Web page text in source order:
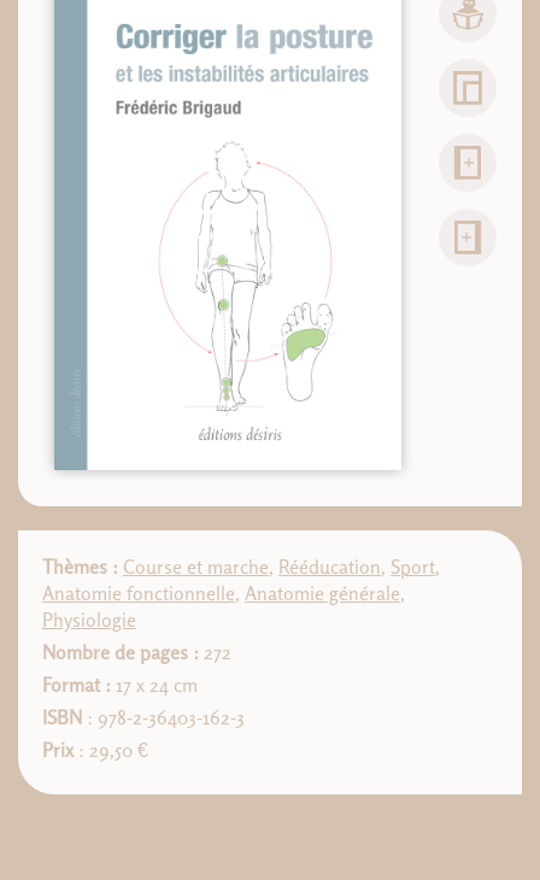
Thèmes : Course et marche, Rééducation, Sport,
Anatomie fonctionnelle, Anatomie générale,
Physiologie
Nombre de pages : 272
Format : 17 x 24 cm
ISBN : 978-2-36403-162-3
Prix: 29,50 €